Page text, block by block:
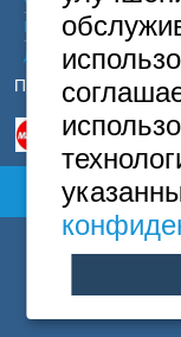
Политика
Договор оферты
Принимаем к оплате